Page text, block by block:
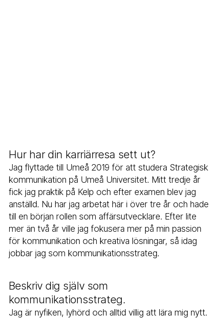
Hur har din karriärresa sett ut?
Jag flyttade till Umeå 2019 för att studera Strategisk
kommunikation på Umeå Universitet. Mitt tredje år
fick jag praktik på Kelp och efter examen blev jag
anställd. Nu har jag arbetat här i över tre år och hade
till en början rollen som affärsutvecklare. Efter lite
mer än två år ville jag fokusera mer på min passion
för kommunikation och kreativa lösningar, så idag
jobbar jag som kommunikationsstrateg.
Beskriv dig själv som
kommunikationsstrateg.
Jag är nyfiken, lyhörd och alltid villig att lära mig nytt.